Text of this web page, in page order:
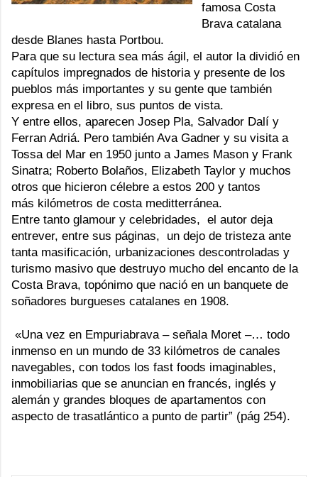
famosa Costa
Brava catalana
desde Blanes hasta Portbou.
Para que su lectura sea más ágil, el autor la dividió en
capítulos impregnados de historia y presente de los
pueblos más importantes y su gente que también
expresa en el libro, sus puntos de vista.
Y entre ellos, aparecen Josep Pla, Salvador Dalí y
Ferran Adriá. Pero también Ava Gadner y su visita a
Tossa del Mar en 1950 junto a James Mason y Frank
Sinatra; Roberto Bolaños, Elizabeth Taylor y muchos
otros que hicieron célebre a estos 200 y tantos
más kilómetros de costa meditterránea.
Entre tanto glamour y celebridades, el autor deja
entrever, entre sus páginas, un dejo de tristeza ante
tanta masificación, urbanizaciones descontroladas y
turismo masivo que destruyo mucho del encanto de la
Costa Brava, topónimo que nació en un banquete de
soñadores burgueses catalanes en 1908.
«Una vez en Empuriabrava – señala Moret –… todo
inmenso en un mundo de 33 kilómetros de canales
navegables, con todos los fast foods imaginables,
inmobiliarias que se anuncian en francés, inglés y
alemán y grandes bloques de apartamentos con
aspecto de trasatlántico a punto de partir” (pág 254).